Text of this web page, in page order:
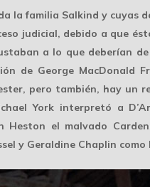
la familia Salkind y cuyas
judicial, debido a que
a lo que deberían
de George
pero también, hay un
York interpretó a
el malvado
y Geraldine Chaplin